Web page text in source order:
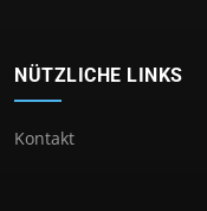
NÜTZLICHE LINKS
Kontakt